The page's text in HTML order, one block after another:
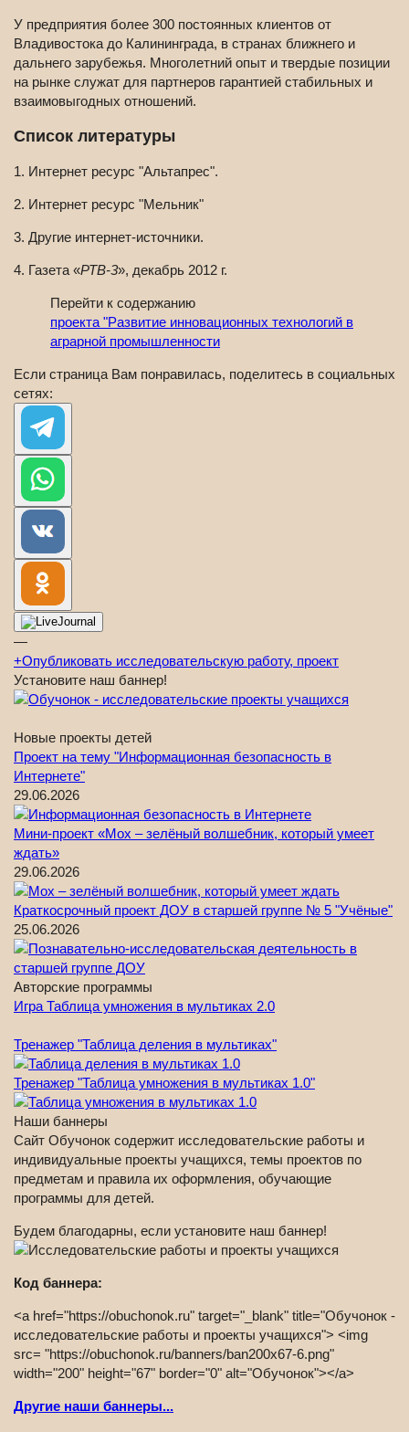
У предприятия более 300 постоянных клиентов от
Владивостока до Калининграда, в странах ближнего и
дальнего зарубежья. Многолетний опыт и твердые позиции
на рынке служат для партнеров гарантией стабильных и
взаимовыгодных отношений.
Список литературы
1. Интернет ресурс "Альтапрес".
2. Интернет ресурс "Мельник"
3. Другие интернет-источники.
4. Газета «РТВ-3», декабрь 2012 г.
Перейти к содержанию
проекта "Развитие инновационных технологий в
аграрной промышленности
Если страница Вам понравилась, поделитесь в социальных
сетях:
—
+Опубликовать исследовательскую работу, проект
Установите наш баннер!
Новые проекты детей
Проект на тему "Информационная безопасность в
Интернете"
29.06.2026
Мини-проект «Мох – зелёный волшебник, который умеет
ждать»
29.06.2026
Краткосрочный проект ДОУ в старшей группе № 5 "Учёные"
25.06.2026
Авторские программы
Игра Таблица умножения в мультиках 2.0
Тренажер "Таблица деления в мультиках"
Тренажер "Таблица умножения в мультиках 1.0"
Наши баннеры
Сайт Обучонок содержит исследовательские работы и
индивидуальные проекты учащихся, темы проектов по
предметам и правила их оформления, обучающие
программы для детей.
Будем благодарны, если установите наш баннер!
Код баннера:
<a href="https://obuchonok.ru" target="_blank" title="Обучонок -
исследовательские работы и проекты учащихся"> <img
src= "https://obuchonok.ru/banners/ban200x67-6.png"
width="200" height="67" border="0" alt="Обучонок"></a>
Другие наши баннеры...